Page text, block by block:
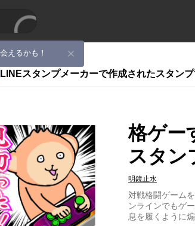
えるかも！
LINEスタンプメーカーで作成されたスタンプ
格ゲー
スタン
明鏡止水
対戦格闘ゲーム
ンラインでもゲ
息を履くように